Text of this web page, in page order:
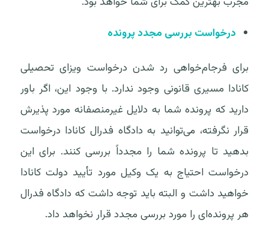
درخواست بررسی مجدد پرونده
برای فرجام‌خواهی رد شدن درخواست ویزای تحصیلی
کانادا مسیری قانونی وجود ندارد. با وجود این، اگر باور
دارید که پرونده شما به دلایل غیرمنصفانه مورد پذیرش
قرار نگرفته، می‌توانید به دادگاه فدرال کانادا درخواست
بدهید تا پرونده شما را مجدداً بررسی کنند. برای این
درخواست احتیاج به یک وکیل مورد تأیید دولت کانادا
خواهید داشت و البته باید توجه داشت که دادگاه فدرال
هر پرونده‌ای را مورد بررسی مجدد قرار نخواهد داد.